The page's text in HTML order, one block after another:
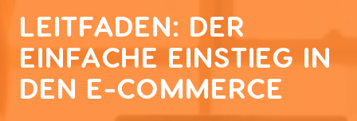
LEITFADEN: DER
EINFACHE EINSTIEG IN
DEN E-COMMERCE